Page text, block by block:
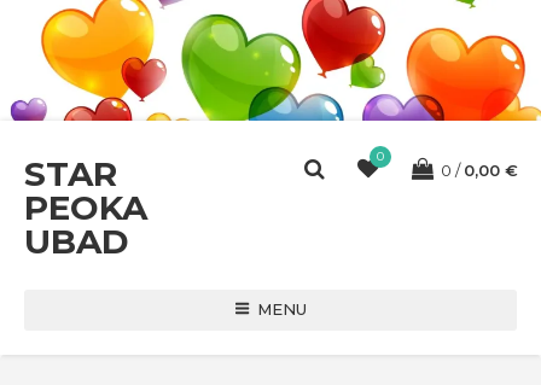
STAR
PEOKA
UBAD
0
0 0,00 €
MENU